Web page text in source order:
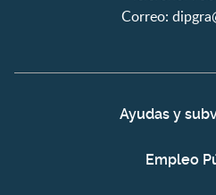
Correo:
Ayudas y
Empleo